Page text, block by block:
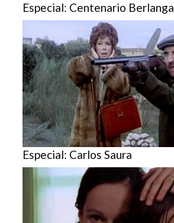
Especial: Centenario Berlanga
Especial: Carlos Saura